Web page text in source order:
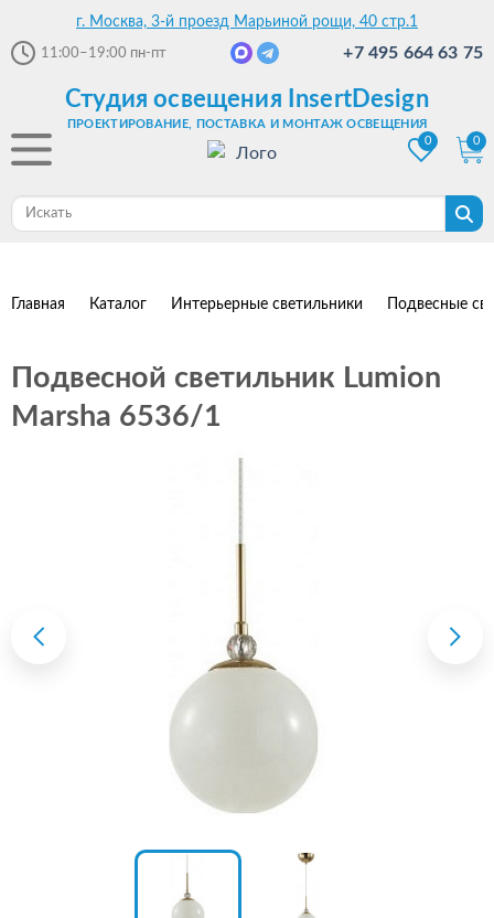
г. Москва, 3-й проезд Марьиной рощи, 40 стр.1
11:00–19:00 пн-пт +7 495 664 63 75
Студия освещения InsertDesign
ПРОЕКТИРОВАНИЕ, ПОСТАВКА И МОНТАЖ ОСВЕЩЕНИЯ
0
0
Главная Каталог Интерьерные светильники Подвесные
Подвесной светильник Lumion
Marsha 6536/1